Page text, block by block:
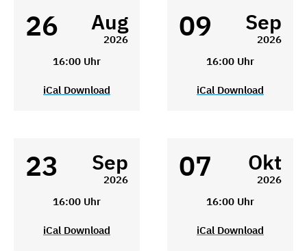
26 Aug
2026
16:00 Uhr
iCal Download
09 Sep
2026
16:00 Uhr
iCal Download
23 Sep
2026
16:00 Uhr
iCal Download
07 Okt
2026
16:00 Uhr
iCal Download